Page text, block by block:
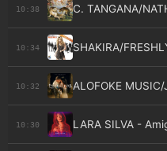
10:38 C. TANGANA/
10:34 SHAKIRA/
10:32 ALOFOKE
10:30 LARA SILVA -